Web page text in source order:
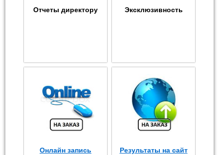
Отчеты директору Эксклюзивность
Онлайн запись Результаты на сайт